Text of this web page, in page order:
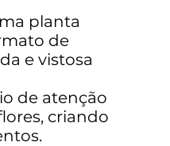
planta
de
e vistosa
de atenção
criando